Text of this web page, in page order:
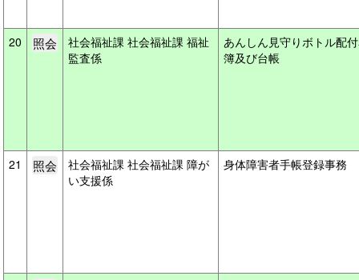
20
社会福祉課 社会福祉課 福祉
監査係
あんしん見守りボトル配
簿及び台帳
21
社会福祉課 社会福祉課 障が
い支援係
身体障害者手帳登録事務